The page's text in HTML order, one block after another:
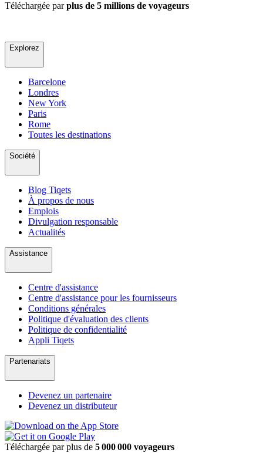
Téléchargée parplus de 5 millions de voyageurs
Explorez
Barcelone
Londres
New York
Paris
Rome
Toutes les destinations
Société
Blog Tiqets
À propos de nous
Emplois
Divulgation responsable
Actualités
Assistance
Centre d'assistance
Centre d'assistance pour les fournisseurs
Conditions générales
Politique d'évaluation des clients
Politique de confidentialité
Appli Tiqets
Partenariats
Devenez un partenaire
Devenez un distributeur
Téléchargée par plus de 5 000 000 voyageurs